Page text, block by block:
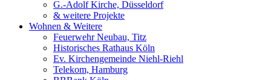
G.-Adolf Kirche, Düsseldorf
& weitere Projekte
Wohnen & Weitere
Feuerwehr Neubau, Titz
Historisches Rathaus Köln
Ev. Kirchengemeinde Niehl-Riehl
Telekom, Hamburg